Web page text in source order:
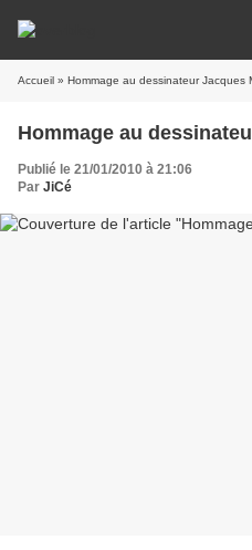
Accueil » Hommage au dessinateur Jacques
Hommage au
Publié le 21/01/2010 à 21:06
Par JiCé